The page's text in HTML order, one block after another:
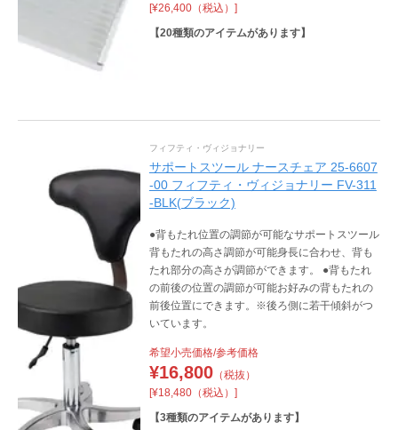
[¥26,400（税込）]
【20種類のアイテムがあります】
フィフティ・ヴィジョナリー
サポートスツール ナースチェア 25-6607
-00 フィフティ・ヴィジョナリー FV-311
-BLK(ブラック)
●背もたれ位置の調節が可能なサポートスツール
背もたれの高さ調節が可能身長に合わせ、背も
たれ部分の高さが調節ができます。 ●背もたれ
の前後の位置の調節が可能お好みの背もたれの
前後位置にできます。※後ろ側に若干傾斜がつ
いています。
希望小売価格/参考価格
¥16,800（税抜）
[¥18,480（税込）]
【3種類のアイテムがあります】